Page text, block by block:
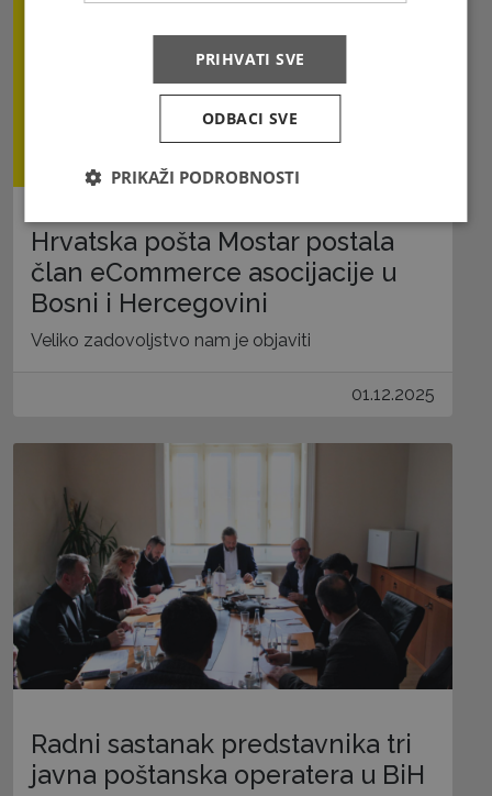
Hrvatska pošta Mostar postala
član eCommerce asocijacije u
Bosni i Hercegovini
Veliko zadovoljstvo nam je objaviti
01.12.2025
Radni sastanak predstavnika tri
javna poštanska operatera u BiH
PRIHVATI SVE
ODBACI SVE
PRIKAŽI PODROBNOSTI